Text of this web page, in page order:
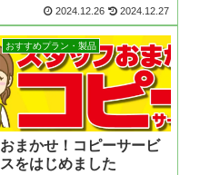
2024.12.26 2024.12.27
おすすめプラン・製品
おまかせ！コピーサービ
スをはじめました